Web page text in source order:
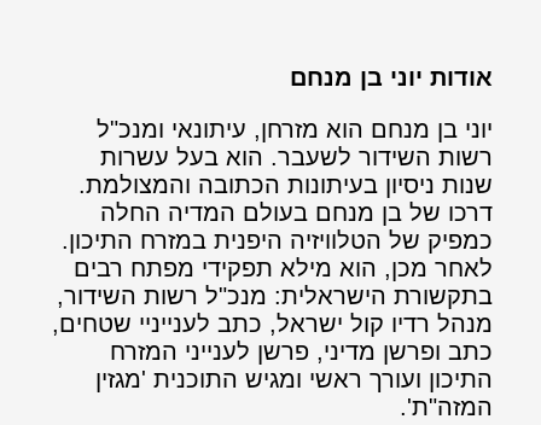
אודות יוני בן מנחם
יוני בן מנחם הוא מזרחן, עיתונאי ומנכ"ל
רשות השידור לשעבר. הוא בעל עשרות
שנות ניסיון בעיתונות הכתובה והמצולמת.
דרכו של בן מנחם בעולם המדיה החלה
כמפיק של הטלוויזיה היפנית במזרח התיכון.
לאחר מכן, הוא מילא תפקידי מפתח רבים
בתקשורת הישראלית: מנכ"ל רשות השידור,
מנהל רדיו קול ישראל, כתב לענייניי שטחים,
כתב ופרשן מדיני, פרשן לענייני המזרח
התיכון ועורך ראשי ומגיש התוכנית 'מגזין
המזה"ת'.